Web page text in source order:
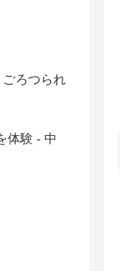
ろつられ
体験 - 中